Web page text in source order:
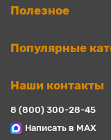
Полезное
Популярные
Наши контакты
8 (800) 300-28-45
Написать в MAX